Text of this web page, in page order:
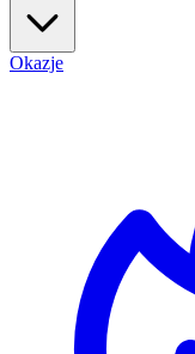
Okazje